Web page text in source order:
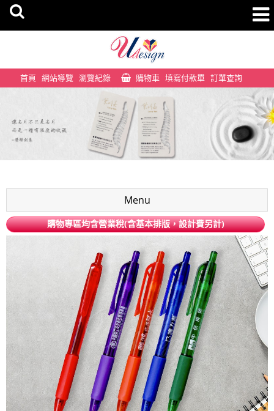
首頁 網站導覽 瀏覽紀錄 購物車 填寫付款單 訂單查詢
Menu
購物專區均含營業稅(含基本排版，設計費另計)